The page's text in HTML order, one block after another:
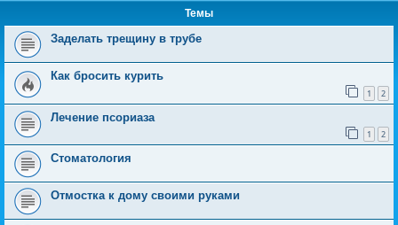
Темы
Заделать трещину в трубе
Как бросить курить
1 2
Лечение псориаза
1 2
Стоматология
Отмостка к дому своими руками